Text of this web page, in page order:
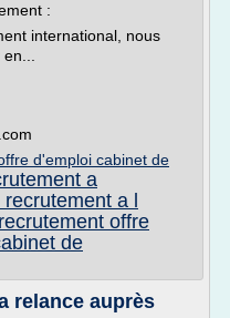
:
international, nous
d'emploi cabinet de
a
a l
offre
de
relance auprès